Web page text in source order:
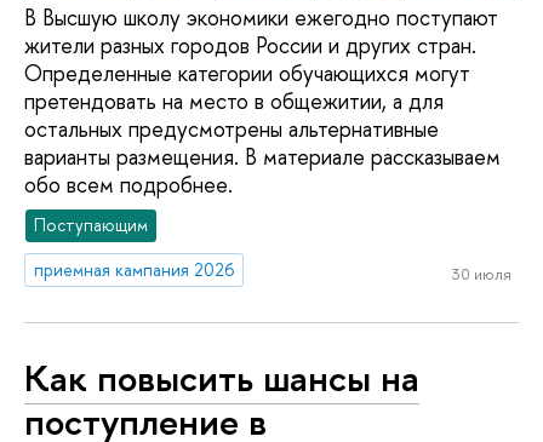
В Высшую школу экономики ежегодно поступают
жители разных городов России и других стран.
Определенные категории обучающихся могут
претендовать на место в общежитии, а для
остальных предусмотрены альтернативные
варианты размещения. В материале рассказываем
обо всем подробнее.
Поступающим
приемная кампания 2026
30 июля
Как повысить шансы на
поступление в